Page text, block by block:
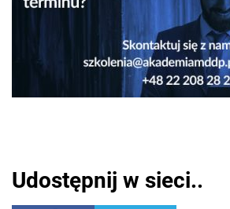
Udostępnij w sieci..